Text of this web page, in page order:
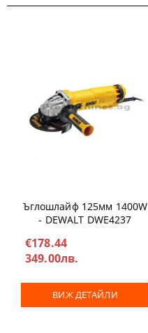
Ъглошлайф 125мм 1400W
- DEWALT DWE4237
€178.44
349.00лв.
ВИЖ ДЕТАЙЛИ